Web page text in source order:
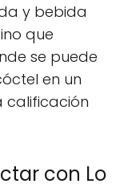
y bebida
que
se puede
en un
calificación
con Lo